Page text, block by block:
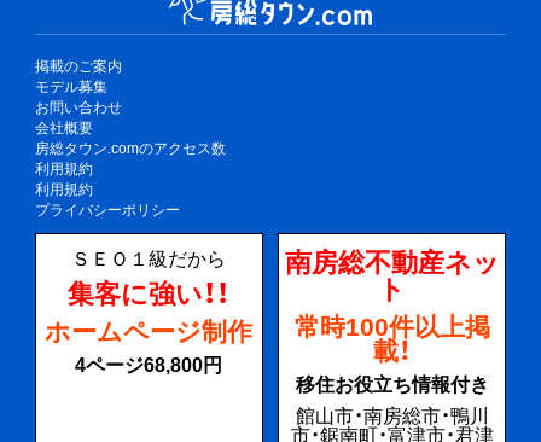
掲載のご案内
モデル募集
お問い合わせ
会社概要
房総タウン.comのアクセス数
利用規約
利用規約
プライバシーポリシー
ＳＥＯ１級だから
集客に強い！！
ホームページ制作
4ページ68,800円
南房総不動産ネッ
ト
常時100件以上掲
載！
移住お役立ち情報付き
館山市・南房総市・鴨川
市・鋸南町・富津市・君津